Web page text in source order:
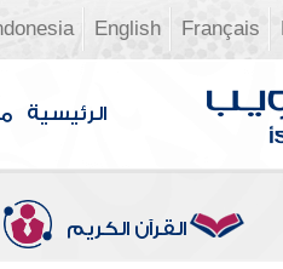
Français
English
الرئيسية
القرآن الكريم